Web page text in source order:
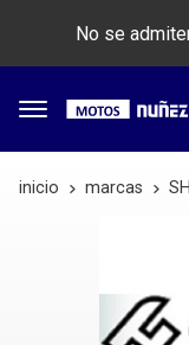
No se
inicio marcas